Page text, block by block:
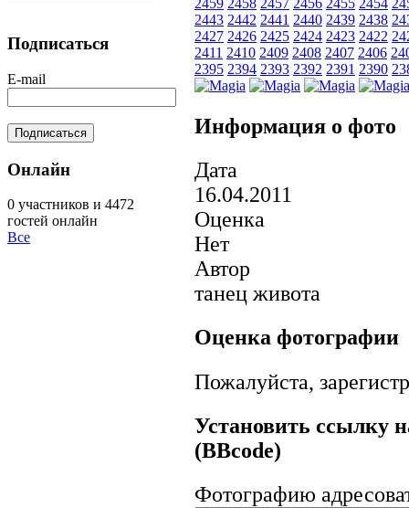
2459 2458 2457 2456 2455 2454
2443 2442 2441 2440 2439 2438
2427 2426 2425 2424 2423 2422
2411 2410 2409 2408 2407 2406
2395 2394 2393 2392 2391 2390
Информация о фото
Дата
16.04.2011
Оценка
Нет
Автор
танец живота
Оценка фотографии
Пожалуйста,
Установить ссылку
(BBcode)
Фотографию
Подписаться
E-mail
Онлайн
0 участников и 4472
гостей онлайн
Все